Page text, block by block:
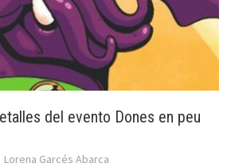
del evento Dones en peu
Lorena Garcés Abarca